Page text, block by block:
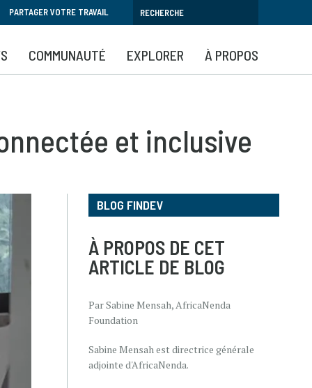
PARTAGER VOTRE TRAVAIL
COMMUNAUTÉ EXPLORER À PROPOS
et inclusive
BLOG FINDEV
À PROPOS DE CET
ARTICLE DE BLOG
Par Sabine Mensah, AfricaNenda
Foundation
Sabine Mensah est directrice générale
adjointe d'AfricaNenda.